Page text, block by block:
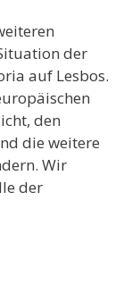
der
auf Lesbos.
den
die weitere
Wir
der